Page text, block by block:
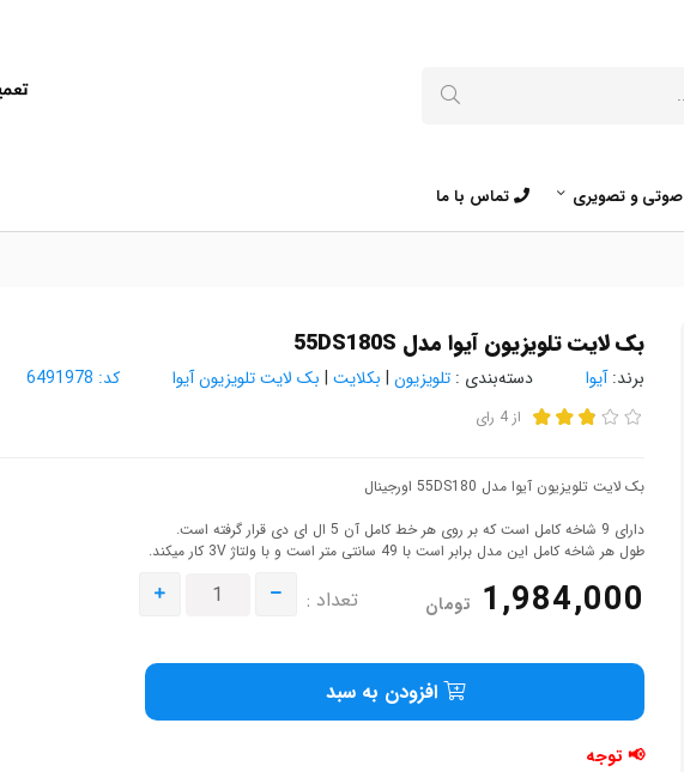
صوتی و تصویری تماس با ما
بک لایت تلویزیون آیوا مدل 55DS180S
برند:آیوا دسته‌بندی : تلویزیون | بکلایت | بک لایت تلویزیون آیوا کد:
از 4 رای
بک لایت تلویزیون آیوا مدل 55DS180 اورجینال
دارای 9 شاخه کامل است که بر روی هر خط کامل آن 5 ال ای دی قرار گرفته است.
طول هر شاخه کامل این مدل برابر است با 49 سانتی متر است و با ولتاژ 3V کار میکند.
1,984,000 تومان تعداد :
افزودن به سبد
📢 توجه